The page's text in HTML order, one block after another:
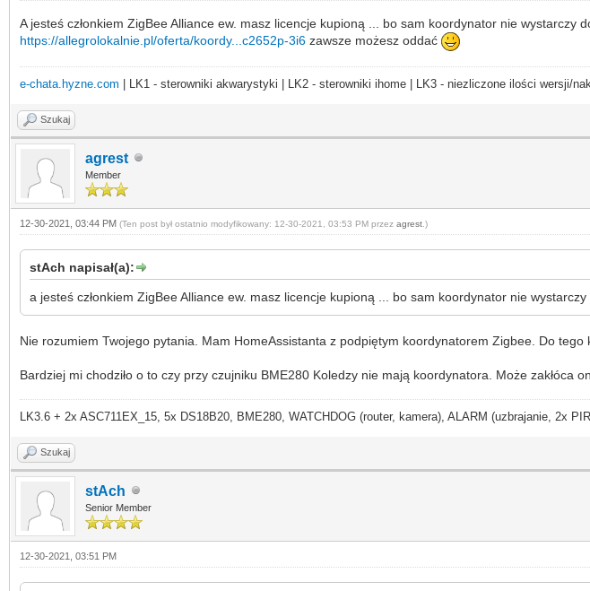
A jesteś członkiem ZigBee Alliance ew. masz licencje kupioną ... bo sam koordynator nie wystarczy
https://allegrolokalnie.pl/oferta/koordy...c2652p-3i6 zawsze możesz oddać
e-chata.hyzne.com | LK1 - sterowniki akwarystyki | LK2 - sterowniki ihome | LK3 - niezliczone ilości wersji/
Szukaj
agrest
Member
12-30-2021, 03:44 PM (Ten post był ostatnio modyfikowany: 12-30-2021, 03:53 PM przez agrest .)
stAch napisał(a):
a jesteś członkiem ZigBee Alliance ew. masz licencje kupioną ... bo sam koordynator nie
Nie rozumiem Twojego pytania. Mam HomeAssistanta z podpiętym koordynatorem Zigbee. Do
Bardziej mi chodziło o to czy przy czujniku BME280 Koledzy nie mają koordynatora. Może zakłóca
LK3.6 + 2x ASC711EX_15, 5x DS18B20, BME280, WATCHDOG (router, kamera), ALARM (uzbrajanie, 2x
Szukaj
stAch
Senior Member
12-30-2021, 03:51 PM